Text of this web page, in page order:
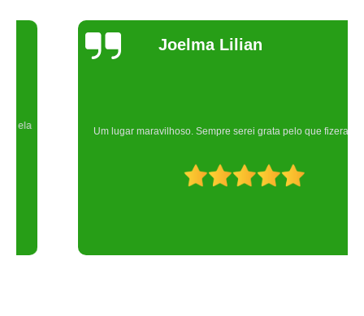
Joelma Lilian
Um lugar maravilhoso. Sempre serei grata pelo que fizeram por nós!